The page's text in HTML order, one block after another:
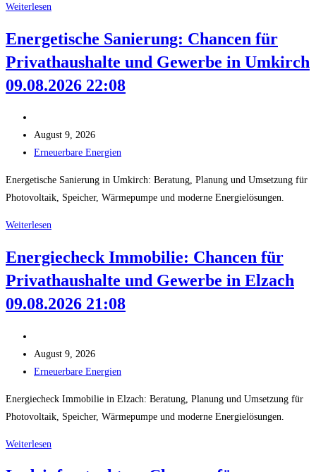
Weiterlesen
Denzlingen:
Energetische
richtig
09.08.2026
23:09
Energetische Sanierung: Chancen für
Privathaushalte und Gewerbe in Umkirch
09.08.2026 22:08
Autor:
Beitrag
veröffentlicht:
August 9, 2026
Beitrags-
Erneuerbare Energien
Energetische Sanierung in Umkirch: Beratung, Planung und Umsetzung für
Photovoltaik, Speicher, Wärmepumpe und moderne Energielösungen.
Weiterlesen
Chancen
für
und
Umkirch
22:08
Energiecheck Immobilie: Chancen für
Privathaushalte und Gewerbe in Elzach
09.08.2026 21:08
Autor:
Beitrag
veröffentlicht:
August 9, 2026
Beitrags-
Erneuerbare Energien
Energiecheck Immobilie in Elzach: Beratung, Planung und Umsetzung für
Photovoltaik, Speicher, Wärmepumpe und moderne Energielösungen.
Weiterlesen